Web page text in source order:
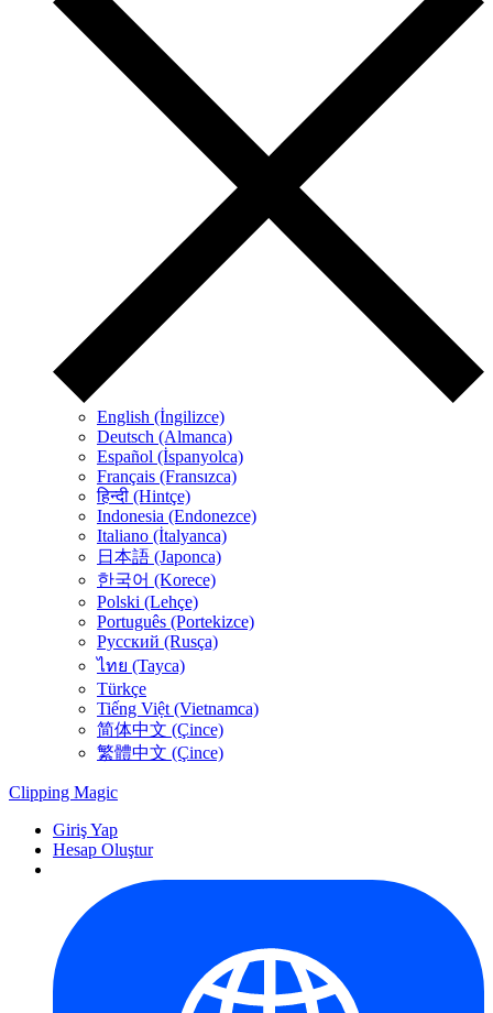
English (İngilizce)
Deutsch (Almanca)
Español (İspanyolca)
Français (Fransızca)
हिन्दी (Hintçe)
Indonesia (Endonezce)
Italiano (İtalyanca)
日本語 (Japonca)
한국어 (Korece)
Polski (Lehçe)
Português (Portekizce)
Русский (Rusça)
ไทย (Tayca)
Türkçe
Tiếng Việt (Vietnamca)
简体中文 (Çince)
繁體中文 (Çince)
Clipping Magic
Giriş Yap
Hesap Oluştur